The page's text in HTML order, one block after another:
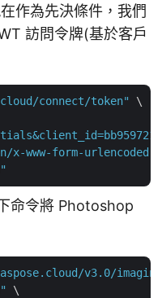
作為先決條件，我們
訪問令牌(基於客戶
connect/token"
\
www-form-urlencoded"
命令將 Photoshop
v3.0/
\